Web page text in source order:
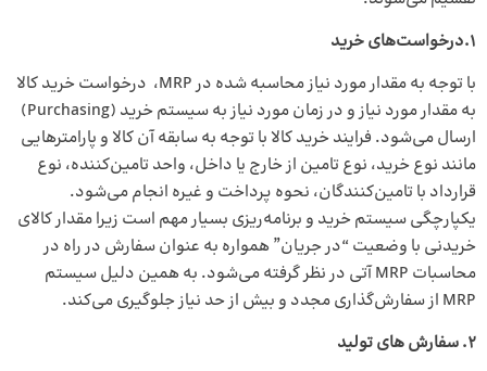
1.درخواست‌های خرید
با توجه به مقدار مورد نیاز محاسبه شده در MRP، درخواست خرید کالا
به مقدار مورد نیاز و در زمان مورد نیاز به سیستم خرید (Purchasing)
ارسال می‌شود. فرایند خرید کالا با توجه به سابقه آن کالا و پارامترهایی
مانند نوع خرید، نوع تامین از خارج یا داخل، واحد تامین‌کننده، نوع
قرارداد با تامین‌کنندگان، نحوه پرداخت و غیره انجام می‌شود.
یکپارچگی سیستم خرید و برنامه‌ریزی بسیار مهم است زیرا مقدار کالای
خریدنی با وضعیت “در جریان” همواره به عنوان سفارش در راه در
محاسبات MRP آتی در نظر گرفته می‌شود. به همین دلیل سیستم
MRP از سفارش‌گذاری مجدد و بیش از حد نیاز جلوگیری می‌کند.
2. سفارش های تولید